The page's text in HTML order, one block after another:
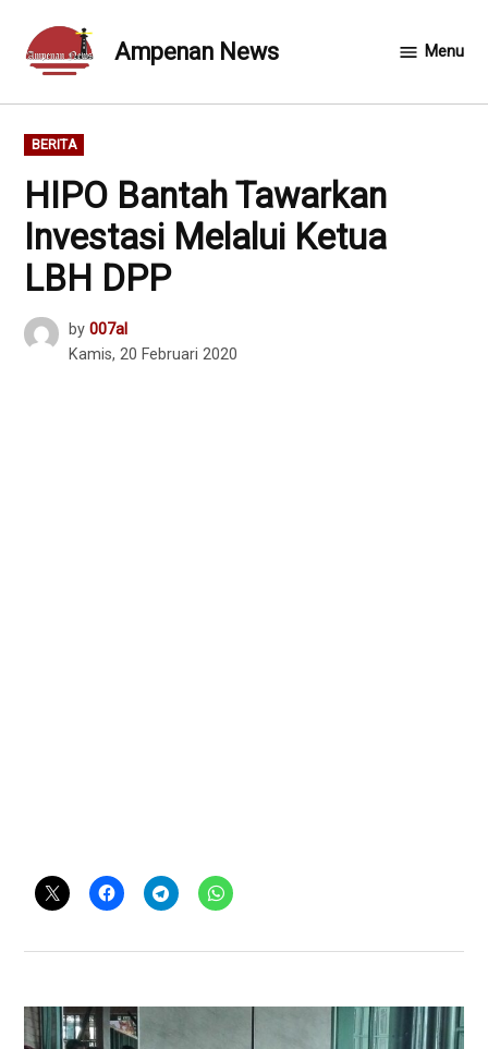
content
Ampenan News Menu
POSTED
IN
BERITA
HIPO Bantah Tawarkan
Investasi Melalui Ketua
LBH DPP
by 007al
Kamis, 20 Februari 2020